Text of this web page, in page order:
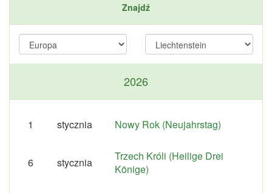
Znajdź
2026
1 stycznia Nowy Rok (Neujahrstag)
6 stycznia
Trzech Króli (Heilige Drei
Könige)